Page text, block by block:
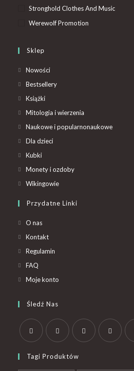
Stronghold Clothes And Music
Werewolf Promotion
Sklep
Nowości
Bestsellery
Książki
Mitologia i wierzenia
Naukowe i popularnonaukowe
Dla dzieci
Kubki
Monety i ozdoby
Wikingowie
Przydatne Linki
O nas
Kontakt
Regulamin
FAQ
Moje konto
Śledź Nas
Tagi Produktów